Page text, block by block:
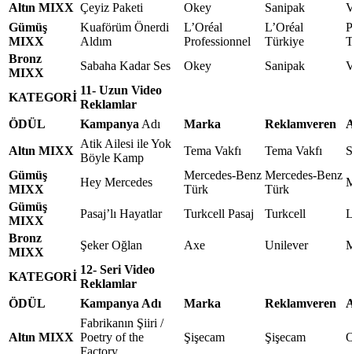
Altın MIXX Çeyiz Paketi Okey Sanipak
Gümüş
MIXX
Kuaförüm Önerdi
Aldım
L’Oréal
Professionnel
L’Oréal
Türkiye
Bronz
MIXX
Sabaha Kadar Ses Okey Sanipak
KATEGORİ
11- Uzun Video
Reklamlar
ÖDÜL
Kampanya Adı Marka Reklamveren
Altın MIXX
Atik Ailesi ile Yok
Böyle Kamp
Tema Vakfı Tema Vakfı
Gümüş
MIXX
Hey Mercedes
Mercedes-Benz
Türk
Mercedes-Benz
Türk
Gümüş
MIXX
Pasaj’lı Hayatlar Turkcell Pasaj Turkcell
Bronz
MIXX
Şeker Oğlan Axe Unilever
KATEGORİ
12- Seri Video
Reklamlar
ÖDÜL
Kampanya Adı Marka Reklamveren
Altın MIXX
Fabrikanın Şiiri /
Poetry of the
Factory
Şişecam Şişecam